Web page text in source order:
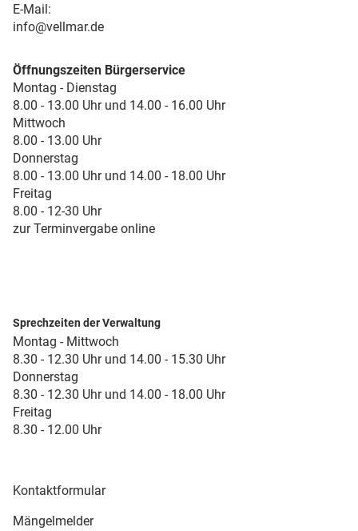
E-Mail:
info@vellmar.de
Öffnungszeiten Bürgerservice
Montag - Dienstag
8.00 - 13.00 Uhr und 14.00 - 16.00 Uhr
Mittwoch
8.00 - 13.00 Uhr
Donnerstag
8.00 - 13.00 Uhr und 14.00 - 18.00 Uhr
Freitag
8.00 - 12-30 Uhr
zur Terminvergabe online
Sprechzeiten der Verwaltung
Montag - Mittwoch
8.30 - 12.30 Uhr und 14.00 - 15.30 Uhr
Donnerstag
8.30 - 12.30 Uhr und 14.00 - 18.00 Uhr
Freitag
8.30 - 12.00 Uhr
Kontaktformular
Mängelmelder